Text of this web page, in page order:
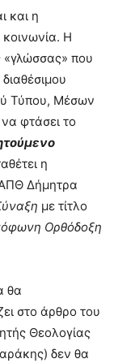
και η
κοινωνία. Η
«γλώσσας» που
Τύπου, Μέσων
φτάσει το
η
Δήμητρα
με τίτλο
Ορθόδοξη
θα
στο άρθρο του
Θεολογίας
δεν θα